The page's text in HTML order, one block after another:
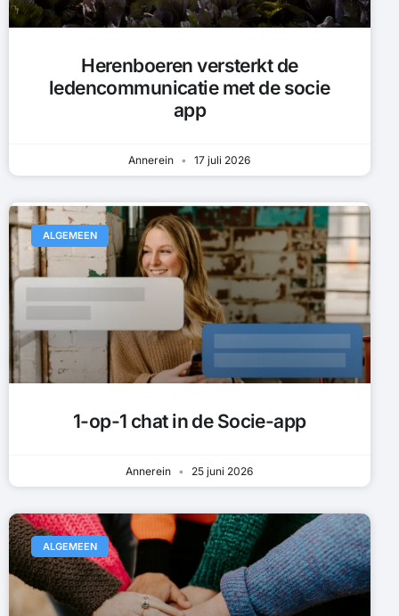
Herenboeren versterkt de
ledencommunicatie met de socie
app
Annerein 17 juli 2026
ALGEMEEN
1-op-1 chat in de Socie-app
Annerein 25 juni 2026
ALGEMEEN